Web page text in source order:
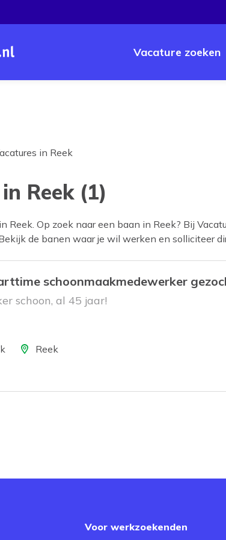
Vacature zoeken
in Reek
Reek (1)
Reek. Op zoek naar een baan in Reek? Bij
de banen waar je wil werken en solliciteer
schoonmaakmedewerker
schoon, al 45 jaar!
LocatieReek
Voor werkzoekenden